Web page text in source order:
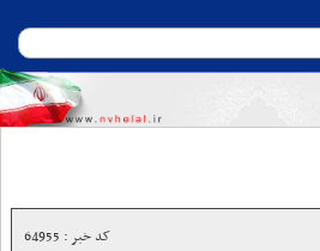
کد خبر : 64955